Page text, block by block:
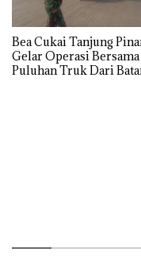
Bea Cukai Tanjung
Gelar Operasi Bersama
Puluhan Truk Dari Batam di